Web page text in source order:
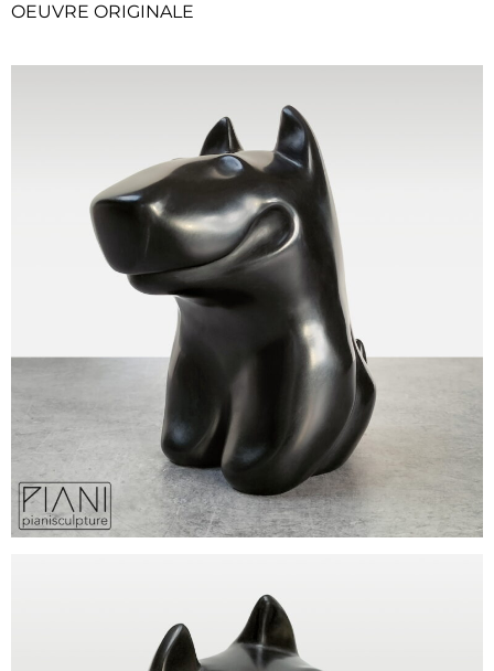
OEUVRE ORIGINALE